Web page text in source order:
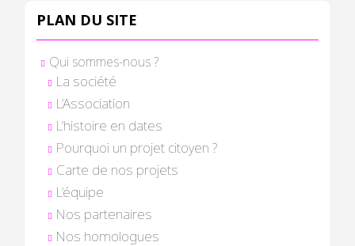
PLAN DU SITE
Qui sommes-nous ?
La société
L’Association
L’histoire en dates
Pourquoi un projet citoyen ?
Carte de nos projets
L’équipe
Nos partenaires
Nos homologues